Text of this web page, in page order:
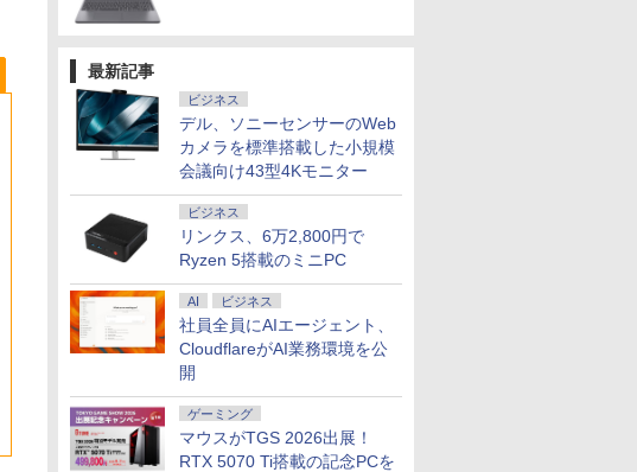
最新記事
ビジネス
デル、ソニーセンサーのWeb
カメラを標準搭載した小規模
会議向け43型4Kモニター
ビジネス
リンクス、6万2,800円で
Ryzen 5搭載のミニPC
AI ビジネス
社員全員にAIエージェント、
CloudflareがAI業務環境を公
開
ゲーミング
マウスがTGS 2026出展！
RTX 5070 Ti搭載の記念PCを
[訳アリ★格安] ノートパソコ
ン Windows11 15.6型 HP
250 G7 第七世代 Core-i3 メ
モリ8GB SSD128GB 15.6イ
ンチ 無線LAN テンキー
HDMI Webカメラ DVDマル
チ Bluetooth USB3.0 SDカ
ード ノートPC ノート 中古
Office 格安 中古
￥12,800
【中古】Apple MacBook
Air 13インチ
M1(CPU:8C/GPU:7C)
8GB/256GB シルバー
MGN93J/A (M1・2020)【EC
センター】保証期間1ヶ月
【ランクB】
￥68,980
CTOモデル (ベースモデル
ポイント10倍 送料無料 中古パソコン
Windows 11 Pro 64bit 搭載 DELL
OptiPlex シリーズ（7010等） Core i7
第3世代 3770 3.4G/メモリ
8G/HDD500GB/DVD-ROM/激安セール
￥19,800
セット 新品 RTX5060 Ryzen7 5700X
メモリ16GB SSD500GB Windows11
デスクトップPC モニター付き 23.8型
IPS 100Hz 1年保証 高性能 配信 動画編
集 eスポーツ 初心者 一式 ゲーミング
パソコン デスクトップパソコン
￥181,070
【2,000円クーポン＋P最大31.5%還元！】KTC MegPad
25インチ Android 14搭載 スマートタブレット ディスプレ
イ モバイルモニター FHD 10点マルチタッチ 8GB+128GB
Qualcommチップ ビジネス/移動/家庭用 レディース
￥45,979
杖と剣のウィストリア
（16） 【電子書籍】[
【予約】永瀬廉 プレミ
アムBOX【初回限定
版】（仮）【2027年1
月23日発売予定】 集英
社 永瀬廉 King&Prince
キンプリ 豪華 セット
￥8,800
版〕 宇宙 DVDつき [ 池
内 了 ]